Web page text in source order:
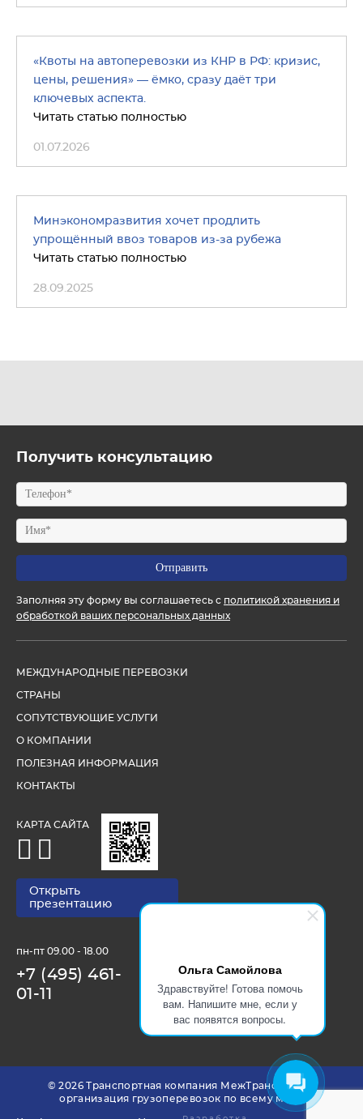
Ольга Самойлова
Здравствуйте! Готова помочь
вам. Напишите мне, если у
вас появятся вопросы.
«Квоты на автоперевозки из КНР в РФ: кризис,
цены, решения» — ёмко, сразу даёт три
ключевых аспекта.
Читать статью полностью
01.07.2026
Минэкономразвития хочет продлить
упрощённый ввоз товаров из-за рубежа
Читать статью полностью
28.09.2025
Получить консультацию
Заполняя эту форму вы соглашаетесь с политикой хранения и
обработкой ваших персональных данных
МЕЖДУНАРОДНЫЕ ПЕРЕВОЗКИ
СТРАНЫ
СОПУТСТВУЮЩИЕ УСЛУГИ
О КОМПАНИИ
ПОЛЕЗНАЯ ИНФОРМАЦИЯ
КОНТАКТЫ
КАРТА САЙТА
Открыть
презентацию
пн-пт 09.00 - 18.00
+7 (495) 461-
01-11
© 2026 Транспортная компания МежТрансАвто —
организация грузоперевозок по всему миру